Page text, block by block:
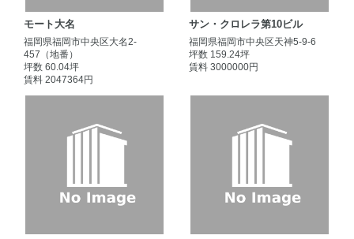
モート大名
福岡県福岡市中央区大名2-
457（地番）
坪数 60.04坪
賃料 2047364円
サン・クロレラ第10ビル
福岡県福岡市中央区天神5-9-6
坪数 159.24坪
賃料 3000000円